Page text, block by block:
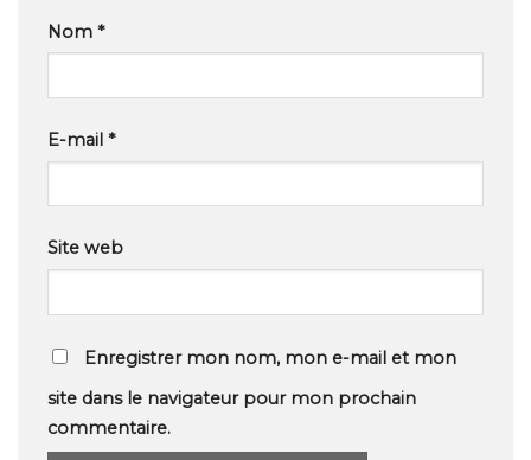
Nom *
E-mail *
Site web
Enregistrer mon nom, mon e-mail et mon
site dans le navigateur pour mon prochain
commentaire.